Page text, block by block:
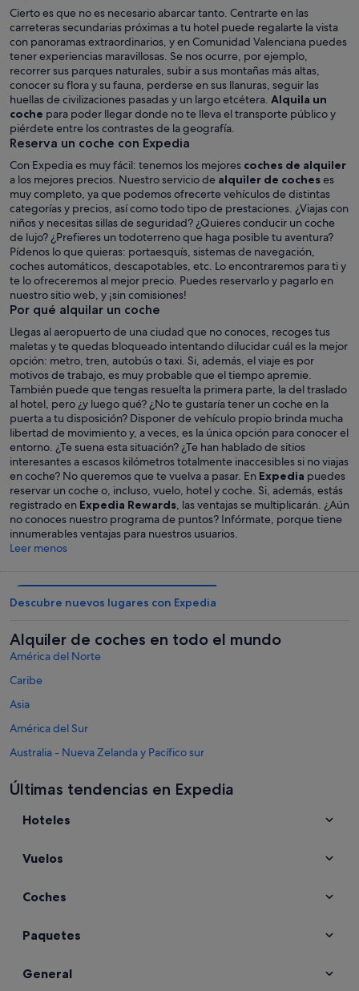
Cierto es que no es necesario abarcar tanto. Centrarte en las
carreteras secundarias próximas a tu hotel puede regalarte la vista
con panoramas extraordinarios, y en Comunidad Valenciana puedes
tener experiencias maravillosas. Se nos ocurre, por ejemplo,
recorrer sus parques naturales, subir a sus montañas más altas,
conocer su flora y su fauna, perderse en sus llanuras, seguir las
huellas de civilizaciones pasadas y un largo etcétera. Alquila un
coche para poder llegar donde no te lleva el transporte público y
piérdete entre los contrastes de la geografía.
Reserva un coche con Expedia
Con Expedia es muy fácil: tenemos los mejores coches de alquiler
a los mejores precios. Nuestro servicio de alquiler de cocheses
muy completo, ya que podemos ofrecerte vehículos de distintas
categorías y precios, así como todo tipo de prestaciones. ¿Viajas con
niños y necesitas sillas de seguridad? ¿Quieres conducir un coche
de lujo? ¿Prefieres un todoterreno que haga posible tu aventura?
Pídenos lo que quieras: portaesquís, sistemas de navegación,
coches automáticos, descapotables, etc. Lo encontraremos para ti y
te lo ofreceremos al mejor precio. Puedes reservarlo y pagarlo en
nuestro sitio web, y ¡sin comisiones!
Por qué alquilar un coche
Llegas al aeropuerto de una ciudad que no conoces, recoges tus
maletas y te quedas bloqueado intentando dilucidar cuál es la mejor
opción: metro, tren, autobús o taxi. Si, además, el viaje es por
motivos de trabajo, es muy probable que el tiempo apremie.
También puede que tengas resuelta la primera parte, la del traslado
al hotel, pero ¿y luego qué? ¿No te gustaría tener un coche en la
puerta a tu disposición? Disponer de vehículo propio brinda mucha
libertad de movimiento y, a veces, es la única opción para conocer el
entorno. ¿Te suena esta situación? ¿Te han hablado de sitios
interesantes a escasos kilómetros totalmente inaccesibles si no viajas
en coche? No queremos que te vuelva a pasar. En Expedia puedes
reservar un coche o, incluso, vuelo, hotel y coche. Si, además, estás
registrado en Expedia Rewards , las ventajas se multiplicarán. ¿Aún
no conoces nuestro programa de puntos? Infórmate, porque tiene
innumerables ventajas para nuestros usuarios.
Leer menos
Descubre nuevos lugares con Expedia
Alquiler de coches en todo el mundo
América del Norte
Caribe
Asia
América del Sur
Australia - Nueva Zelanda y Pacífico sur
África
Alquiler de coches en Valencia
Alquiler de coches en Alicante
Alquiler de coches en Torrevieja
Alquiler de coches en Peñíscola
Últimas tendencias en Expedia
Hoteles
Vuelos
Coches
Paquetes
General